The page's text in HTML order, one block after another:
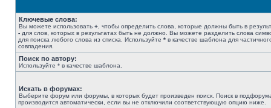
Ключевые слова:
Вы можете использовать + , чтобы определить слова, которые должны быть в
- для слов, которых в результатах быть не должно. Вы можете разделить слова
для поиска любого слова из списка. Используйте * в качестве шаблона для
совпадения.
Поиск по автору:
Используйте * в качестве шаблона.
Искать в форумах:
Выберите форум или форумы, в которых будет произведен поиск. Поиск в
производится автоматически, если вы не отключили соответствующую опцию ниже.